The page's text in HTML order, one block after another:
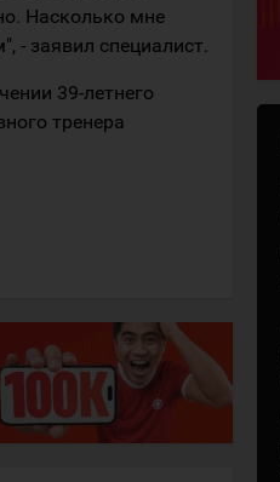
Насколько мне
- заявил специалист.
39-летнего
тренера